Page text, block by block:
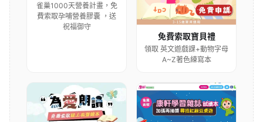
雀巢1000天營養計畫，免
費索取孕哺營養膠囊 ，送
祝福御守
免費索取寶貝禮
領取 英文遊戲課+動物字母
A~Z著色練寫本